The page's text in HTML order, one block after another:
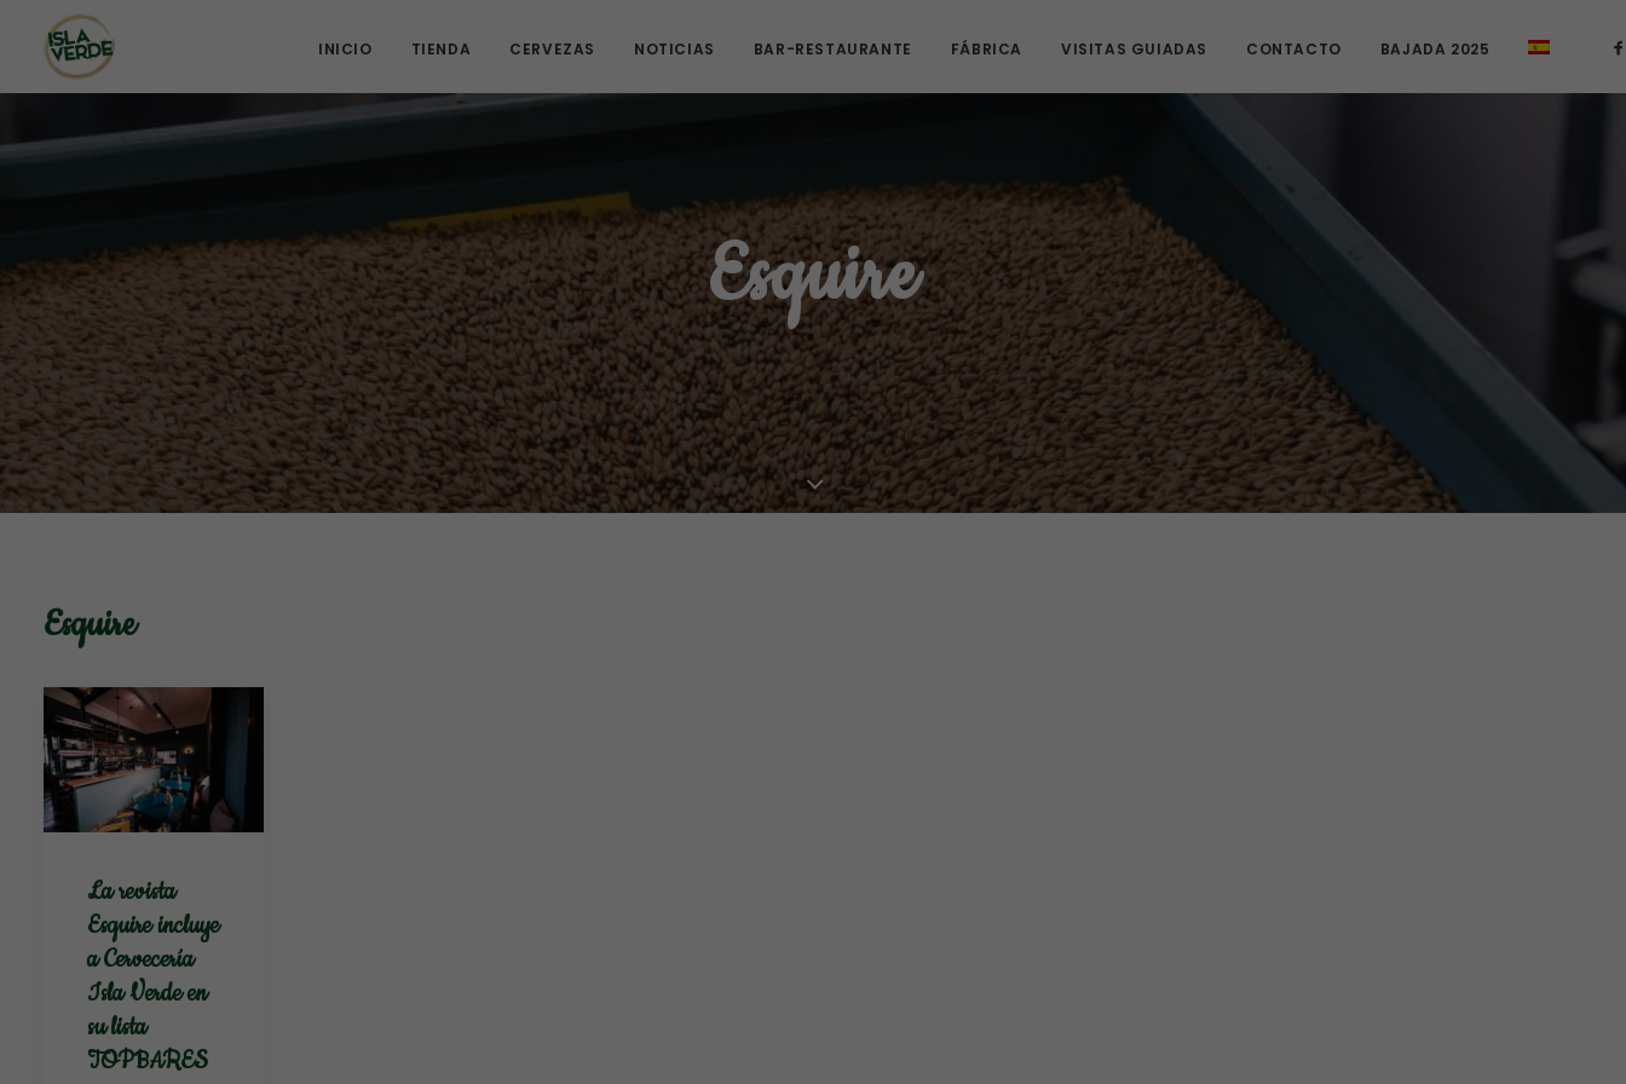
INICIO TIENDA CERVEZAS NOTICIAS BAR-RESTAURANTE FÁBRICA VISITAS GUIADAS CONTACTO BAJADA 2025
Esquire
Esquire
La revista
Esquire incluye
a Cervecería
Isla Verde en
su lista
TOPBARES